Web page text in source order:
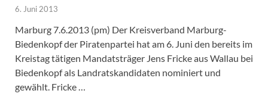
6. Juni 2013
Marburg 7.6.2013 (pm) Der Kreisverband Marburg-
Biedenkopf der Piratenpartei hat am 6. Juni den bereits im
Kreistag tätigen Mandatsträger Jens Fricke aus Wallau bei
Biedenkopf als Landratskandidaten nominiert und
gewählt. Fricke …